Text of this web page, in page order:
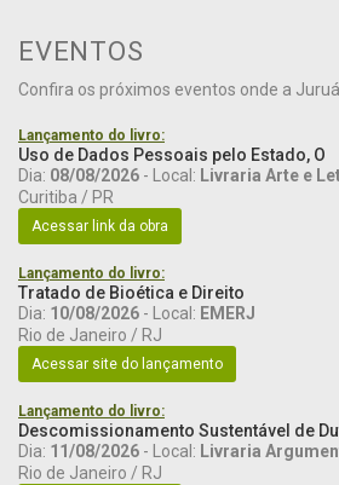
EVENTOS
Confira os próximos eventos onde a
Lançamento do livro:
Uso de Dados Pessoais pelo Estado, O
Dia: 08/08/2026 - Local: Livraria Arte e
Curitiba / PR
Acessar link da obra
Lançamento do livro:
Tratado de Bioética e Direito
Dia: 10/08/2026 - Local: EMERJ
Rio de Janeiro / RJ
Acessar site do lançamento
Lançamento do livro:
Descomissionamento Sustentável de
Dia: 11/08/2026 - Local: Livraria
Rio de Janeiro / RJ